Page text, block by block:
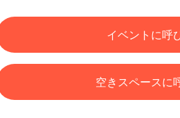
イベントに呼
空きスペースに